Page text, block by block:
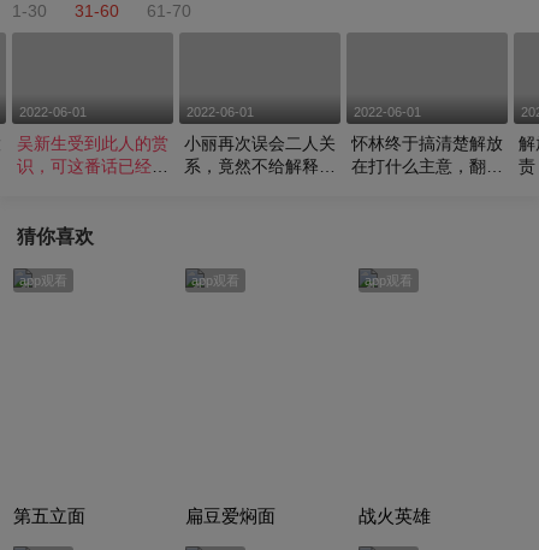
1-30 31-60 61-70
2022-06-01
吴新生受到此人的赏
识，可这番话已经表
2022-06-01
小丽再次误会二人关
系，竟然不给解释的
2022-06-01
怀林终于搞清楚解放
在打什么主意，翻身
解
责
猜你喜欢
app观看
第五立面
app观看
扁豆爱焖面
app观看
战火英雄